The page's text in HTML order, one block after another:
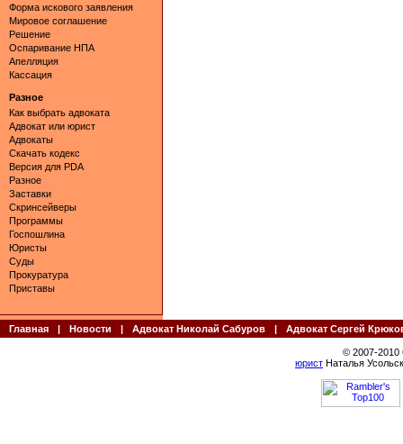
Форма искового заявления
Мировое соглашение
Решение
Оспаривание НПА
Апелляция
Кассация
Разное
Как выбрать адвоката
Адвокат или юрист
Адвокаты
Скачать кодекс
Версия для PDA
Разное
Заставки
Скринсейверы
Программы
Госпошлина
Юристы
Суды
Прокуратура
Приставы
Главная | Новости | Адвокат Николай Сабуров | Адвокат Сергей
© 2007-
юрист Наталья